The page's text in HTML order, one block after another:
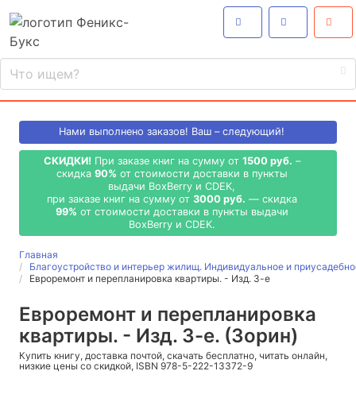
Нами выполнено заказов! Ваш – следующий!
СКИДКИ! При заказе книг на сумму от 1500 руб. –
скидка 90% от стоимости доставки в пункты
выдачи BoxBerry и CDEK,
при заказе книг на сумму от 3000 руб. — скидка
99% от стоимости доставки в пункты выдачи
BoxBerry и CDEK.
Главная
Благоустройство и интерьер жилищ. Индивидуальное и
Евроремонт и перепланировка квартиры. - Изд. 3-е
Евроремонт и перепланировка
квартиры. - Изд. 3-е. (Зорин)
Купить книгу, доставка почтой, скачать бесплатно, читать онлайн,
низкие цены со скидкой, ISBN 978-5-222-13372-9